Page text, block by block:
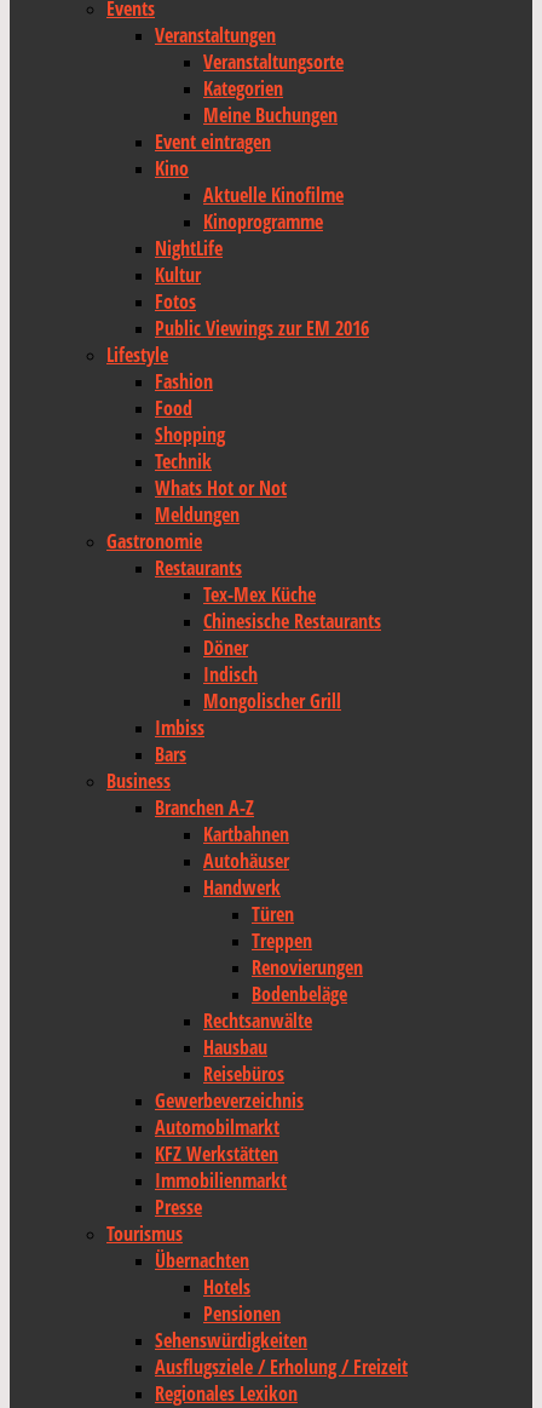
Events
Veranstaltungen
Veranstaltungsorte
Kategorien
Meine Buchungen
Event eintragen
Kino
Aktuelle Kinofilme
Kinoprogramme
NightLife
Kultur
Fotos
Public Viewings zur EM 2016
Lifestyle
Fashion
Food
Shopping
Technik
Whats Hot or Not
Meldungen
Gastronomie
Restaurants
Tex-Mex Küche
Chinesische Restaurants
Döner
Indisch
Mongolischer Grill
Imbiss
Bars
Business
Branchen A-Z
Kartbahnen
Autohäuser
Handwerk
Türen
Treppen
Renovierungen
Bodenbeläge
Rechtsanwälte
Hausbau
Reisebüros
Gewerbeverzeichnis
Automobilmarkt
KFZ Werkstätten
Immobilienmarkt
Presse
Tourismus
Übernachten
Hotels
Pensionen
Sehenswürdigkeiten
Ausflugsziele / Erholung / Freizeit
Regionales Lexikon